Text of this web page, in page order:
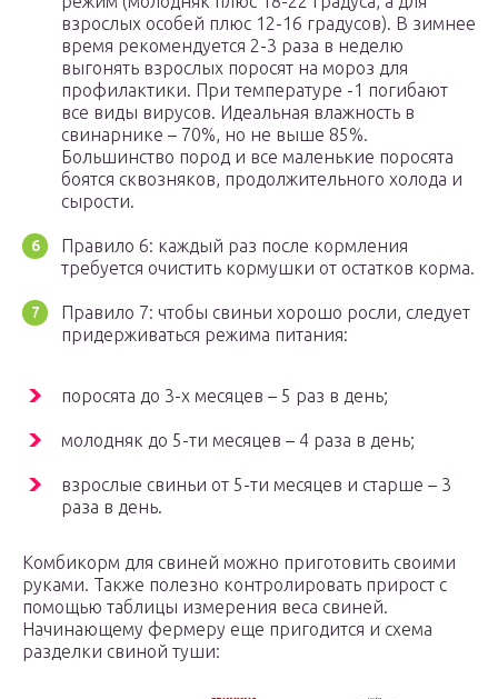
взрослых особей плюс 12-16 градусов). В зимнее
время рекомендуется 2-3 раза в неделю
выгонять взрослых поросят на мороз для
профилактики. При температуре -1 погибают
все виды вирусов. Идеальная влажность в
свинарнике – 70%, но не выше 85%.
Большинство пород и все маленькие поросята
боятся сквозняков, продолжительного холода и
сырости.
Правило 6: каждый раз после кормления
требуется очистить кормушки от остатков корма.
Правило 7: чтобы свиньи хорошо росли, следует
придерживаться режима питания:
поросята до 3-х месяцев – 5 раз в день;
молодняк до 5-ти месяцев – 4 раза в день;
взрослые свиньи от 5-ти месяцев и старше – 3
раза в день.
Комбикорм для свиней можно приготовить своими
руками. Также полезно контролировать прирост с
помощью таблицы измерения веса свиней.
Начинающему фермеру еще пригодится и схема
разделки свиной туши: